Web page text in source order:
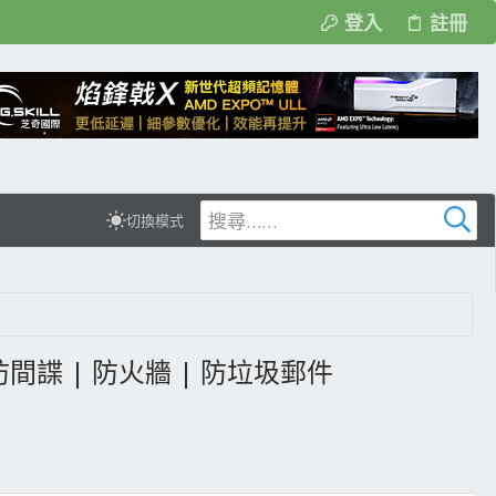
登入 註冊
切換模式
間諜 | 防火牆 | 防垃圾郵件